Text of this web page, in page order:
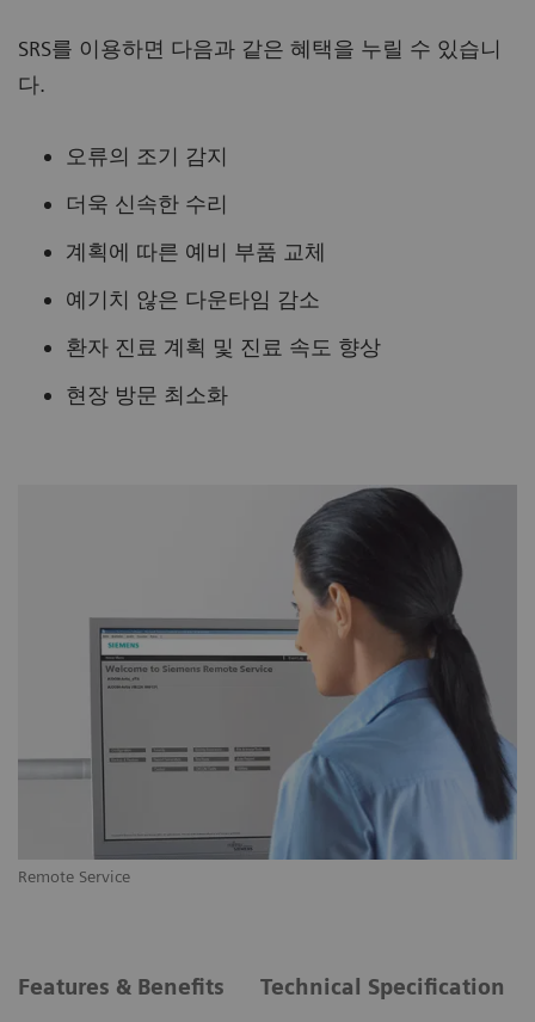
Remote Service
SRS를 이용하면 다음과 같은 혜택을 누릴 수 있습니
다.
오류의 조기 감지
더욱 신속한 수리
계획에 따른 예비 부품 교체
예기치 않은 다운타임 감소
환자 진료 계획 및 진료 속도 향상
현장 방문 최소화
Features & Benefits Technical Specification